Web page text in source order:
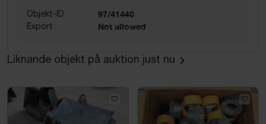
Objekt-ID 97/41440
Export Not allowed
Liknande objekt på auktion just nu